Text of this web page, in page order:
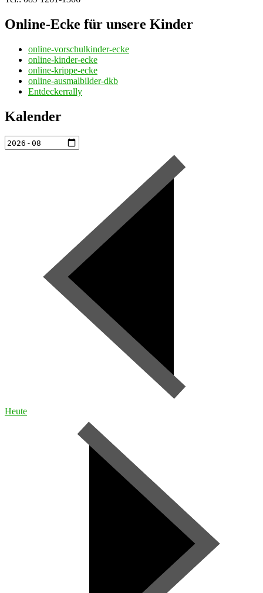
Online-Ecke für unsere Kinder
online-vorschulkinder-ecke
online-kinder-ecke
online-krippe-ecke
online-ausmalbilder-dkb
Entdeckerrally
Kalender
Heute